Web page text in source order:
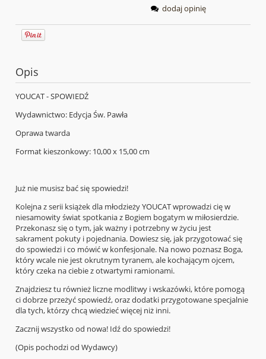
dodaj opinię
Opis
YOUCAT - SPOWIEDŹ
Wydawnictwo: Edycja Św. Pawła
Oprawa twarda
Format kieszonkowy: 10,00 x 15,00 cm
Już nie musisz bać się spowiedzi!
Kolejna z serii książek dla młodzieży YOUCAT wprowadzi cię w
niesamowity świat spotkania z Bogiem bogatym w miłosierdzie.
Przekonasz się o tym, jak ważny i potrzebny w życiu jest
sakrament pokuty i pojednania. Dowiesz się, jak przygotować się
do spowiedzi i co mówić w konfesjonale. Na nowo poznasz Boga,
który wcale nie jest okrutnym tyranem, ale kochającym ojcem,
który czeka na ciebie z otwartymi ramionami.
Znajdziesz tu również liczne modlitwy i wskazówki, które pomogą
ci dobrze przeżyć spowiedź, oraz dodatki przygotowane specjalnie
dla tych, którzy chcą wiedzieć więcej niż inni.
Zacznij wszystko od nowa! Idź do spowiedzi!
(Opis pochodzi od Wydawcy)